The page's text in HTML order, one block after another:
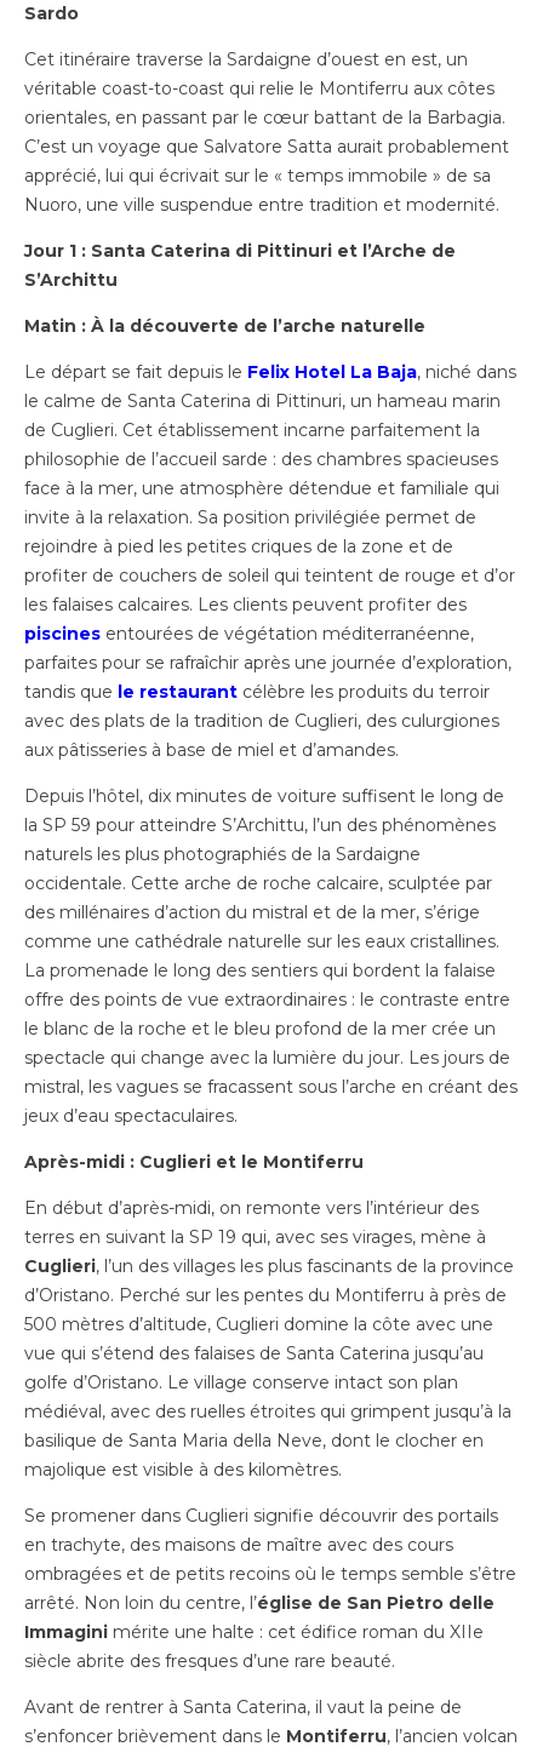
Sardo
Cet itinéraire traverse la Sardaigne d’ouest en est, un
véritable coast-to-coast qui relie le Montiferru aux côtes
orientales, en passant par le cœur battant de la Barbagia.
C’est un voyage que Salvatore Satta aurait probablement
apprécié, lui qui écrivait sur le « temps immobile » de sa
Nuoro, une ville suspendue entre tradition et modernité.
Jour 1 : Santa Caterina di Pittinuri et l’Arche de
S’Archittu
Matin : À la découverte de l’arche naturelle
Le départ se fait depuis le Felix Hotel La Baja, niché dans
le calme de Santa Caterina di Pittinuri, un hameau marin
de Cuglieri. Cet établissement incarne parfaitement la
philosophie de l’accueil sarde : des chambres spacieuses
face à la mer, une atmosphère détendue et familiale qui
invite à la relaxation. Sa position privilégiée permet de
rejoindre à pied les petites criques de la zone et de
profiter de couchers de soleil qui teintent de rouge et d’or
les falaises calcaires. Les clients peuvent profiter des
piscines entourées de végétation méditerranéenne,
parfaites pour se rafraîchir après une journée d’exploration,
tandis que le restaurant célèbre les produits du terroir
avec des plats de la tradition de Cuglieri, des culurgiones
aux pâtisseries à base de miel et d’amandes.
Depuis l’hôtel, dix minutes de voiture suffisent le long de
la SP 59 pour atteindre S’Archittu, l’un des phénomènes
naturels les plus photographiés de la Sardaigne
occidentale. Cette arche de roche calcaire, sculptée par
des millénaires d’action du mistral et de la mer, s’érige
comme une cathédrale naturelle sur les eaux cristallines.
La promenade le long des sentiers qui bordent la falaise
offre des points de vue extraordinaires : le contraste entre
le blanc de la roche et le bleu profond de la mer crée un
spectacle qui change avec la lumière du jour. Les jours de
mistral, les vagues se fracassent sous l’arche en créant des
jeux d’eau spectaculaires.
Après-midi : Cuglieri et le Montiferru
En début d’après-midi, on remonte vers l’intérieur des
terres en suivant la SP 19 qui, avec ses virages, mène à
Cuglieri, l’un des villages les plus fascinants de la province
d’Oristano. Perché sur les pentes du Montiferru à près de
500 mètres d’altitude, Cuglieri domine la côte avec une
vue qui s’étend des falaises de Santa Caterina jusqu’au
golfe d’Oristano. Le village conserve intact son plan
médiéval, avec des ruelles étroites qui grimpent jusqu’à la
basilique de Santa Maria della Neve, dont le clocher en
majolique est visible à des kilomètres.
Se promener dans Cuglieri signifie découvrir des portails
en trachyte, des maisons de maître avec des cours
ombragées et de petits recoins où le temps semble s’être
arrêté. Non loin du centre, l’église de San Pietro delle
Immagini mérite une halte : cet édifice roman du XIIe
siècle abrite des fresques d’une rare beauté.
Avant de rentrer à Santa Caterina, il vaut la peine de
s’enfoncer brièvement dans le Montiferru, l’ancien volcan